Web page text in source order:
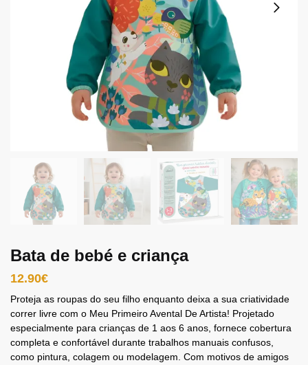
Bata de bebé e criança
12.90€
Proteja as roupas do seu filho enquanto deixa a sua criatividade
correr livre com o Meu Primeiro Avental De Artista! Projetado
especialmente para crianças de 1 aos 6 anos, fornece cobertura
completa e confortável durante trabalhos manuais confusos,
como pintura, colagem ou modelagem. Com motivos de amigos